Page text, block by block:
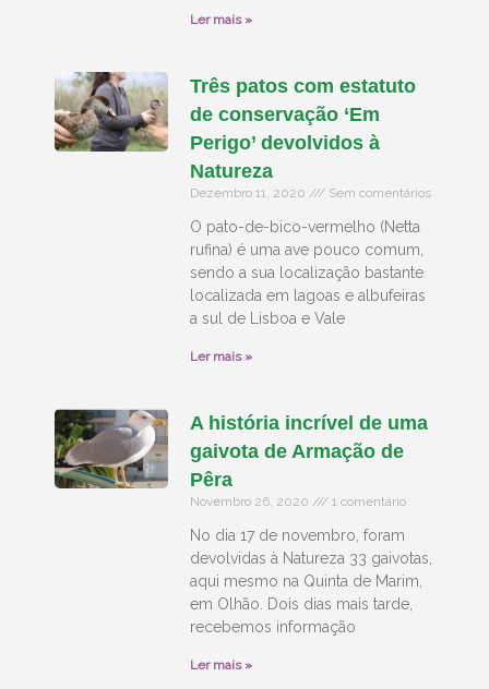
Ler mais »
Três patos com estatuto
de conservação ‘Em
Perigo’ devolvidos à
Natureza
Dezembro 11, 2020 Sem comentários
O pato-de-bico-vermelho (Netta
rufina) é uma ave pouco comum,
sendo a sua localização bastante
localizada em lagoas e albufeiras
a sul de Lisboa e Vale
Ler mais »
A história incrível de uma
gaivota de Armação de
Pêra
Novembro 26, 2020 1 comentário
No dia 17 de novembro, foram
devolvidas à Natureza 33 gaivotas,
aqui mesmo na Quinta de Marim,
em Olhão. Dois dias mais tarde,
recebemos informação
Ler mais »